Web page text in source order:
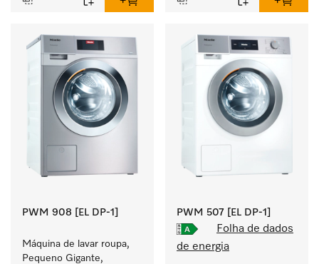
PWM 908 [EL DP-1]
Máquina de lavar roupa,
Pequeno Gigante,
PWM 507 [EL DP-1]
Folha de dados
de energia